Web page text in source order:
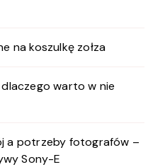
na koszulkę zołza
warto w nie
a potrzeby fotografów –
Sony-E